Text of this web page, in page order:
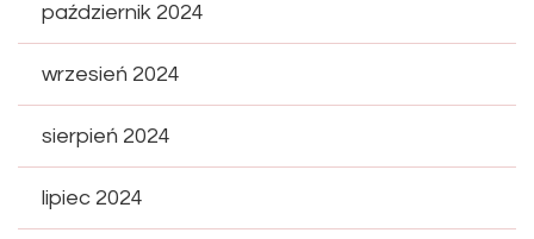
październik 2024
wrzesień 2024
sierpień 2024
lipiec 2024